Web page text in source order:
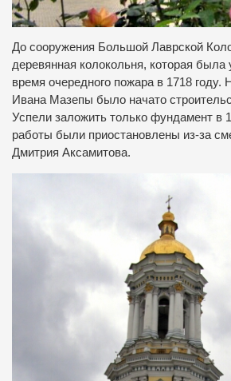
До сооружения Большой Лаврской
деревянная колокольня, которая была
время очередного пожара в 1718 году.
Ивана Мазепы было начато
Успели заложить только фундамент в
работы были приостановлены из-за
Дмитрия Аксамитова.